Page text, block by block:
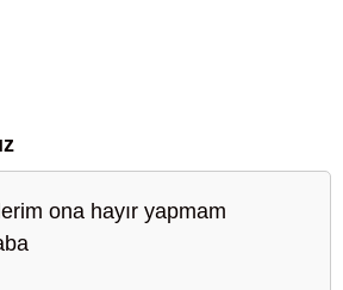
ona hayır yapmam